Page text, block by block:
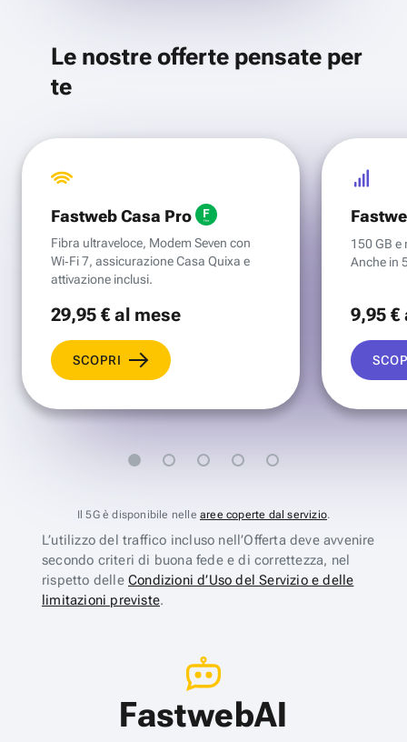
Le nostre offerte pensate per
te
Fastweb Casa Pro
Fibra ultraveloce, Modem Seven con
Wi‑Fi 7, assicurazione Casa Quixa e
attivazione inclusi.
29,95 €al mese
SCOPRI
150 GB e
Anche in
9,95 €
Il 5G è disponibile nelle aree coperte dal servizio.
L’utilizzo del traffico incluso nell’Offerta deve avvenire
secondo criteri di buona fede e di correttezza, nel
rispetto delle Condizioni d’Uso del Servizio e delle
limitazioni previste.
FastwebAI